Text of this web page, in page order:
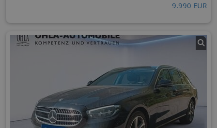
9.990 EUR